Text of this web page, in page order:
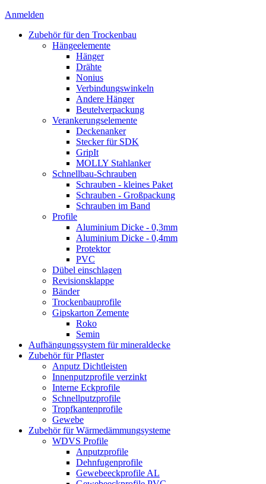
Anmelden
Zubehör für den Trockenbau
Hängeelemente
Hänger
Drähte
Nonius
Verbindungswinkeln
Andere Hänger
Beutelverpackung
Verankerungselemente
Deckenanker
Stecker für SDK
GripIt
MOLLY Stahlanker
Schnellbau-Schrauben
Schrauben - kleines Paket
Schrauben - Großpackung
Schrauben im Band
Profile
Aluminium Dicke - 0,3mm
Aluminium Dicke - 0,4mm
Protektor
PVC
Dübel einschlagen
Revisionsklappe
Bänder
Trockenbauprofile
Gipskarton Zemente
Roko
Semin
Aufhängungssystem für mineraldecke
Zubehör für Pflaster
Anputz Dichtleisten
Innenputzprofile verzinkt
Interne Eckprofile
Schnellputzprofile
Tropfkantenprofile
Gewebe
Zubehör für Wärmedämmungsysteme
WDVS Profile
Anputzprofile
Dehnfugenprofile
Gewebeeckprofile AL